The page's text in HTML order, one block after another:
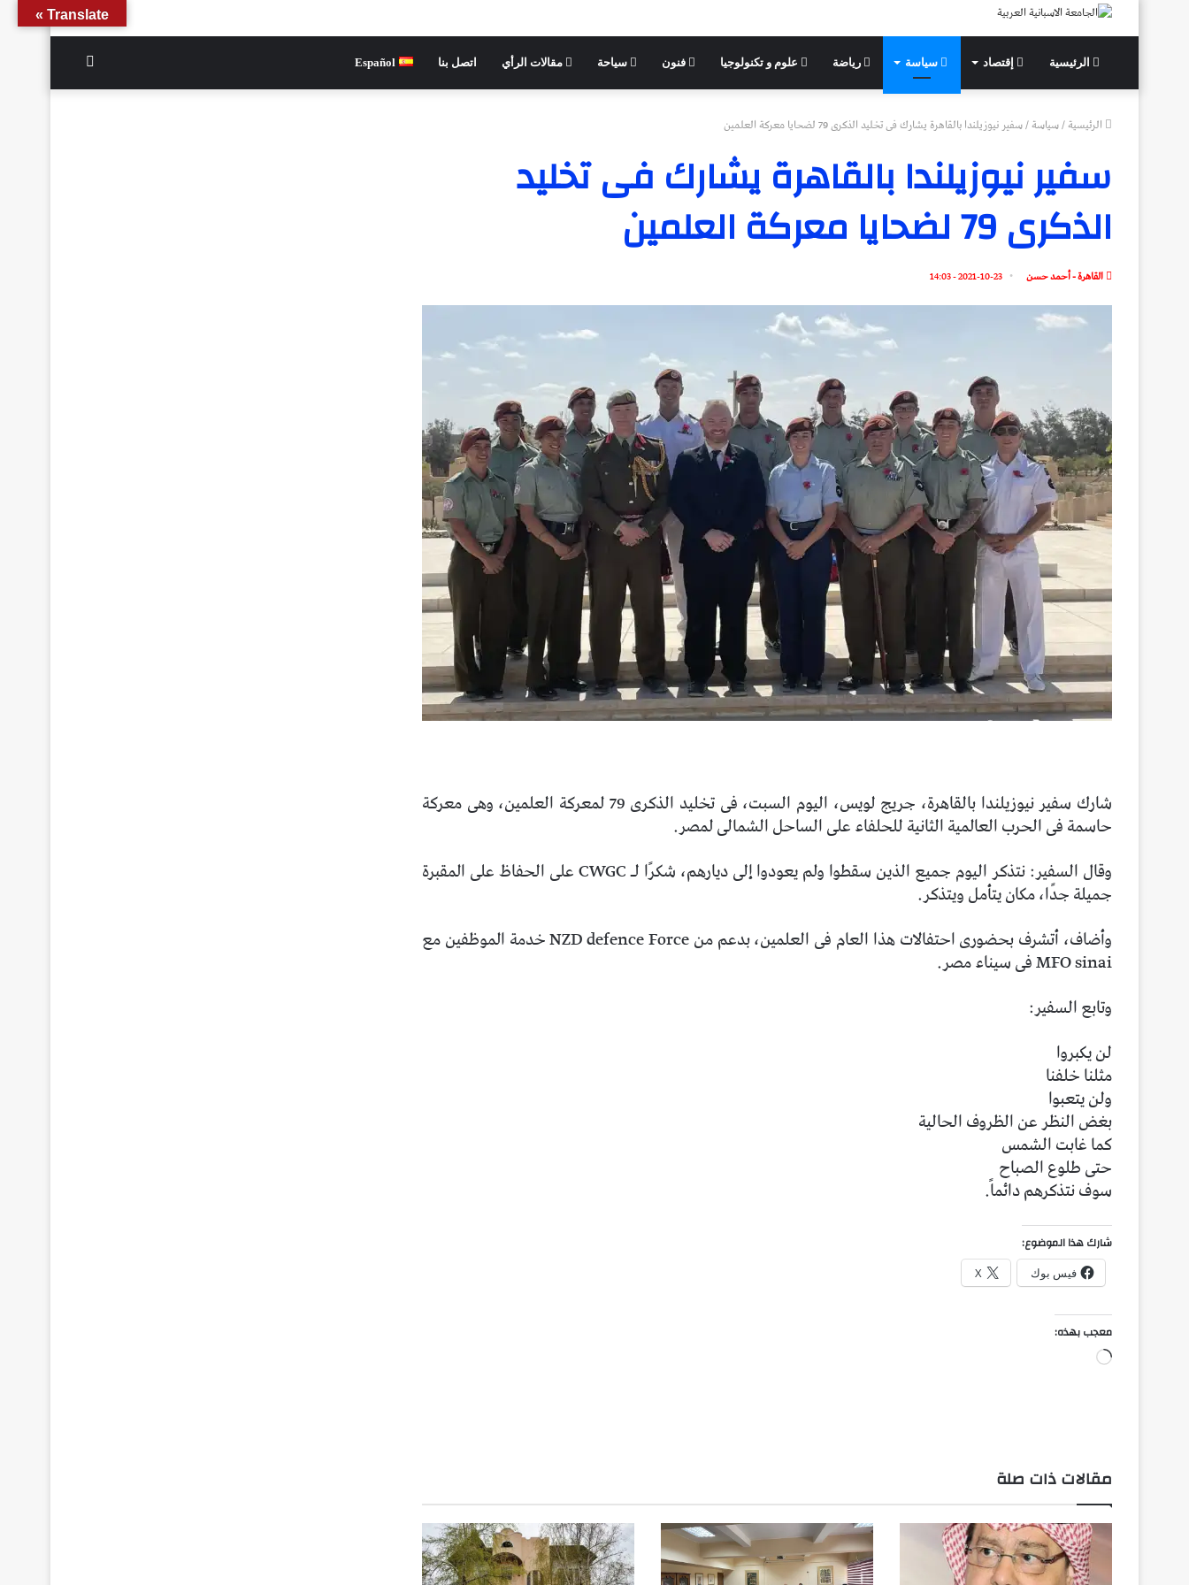
الرئيسية إقتصاد سياسة رياضة علوم و تكنولوجيا فنون سياحة مقالات الرأي اتصل بنا Español
الرئيسية/سياسة/سفير نيوزيلندا بالقاهرة يشارك فى تخليد الذكرى 79 لضحايا معركة العلمين
سفير نيوزيلندا بالقاهرة يشارك فى تخليد
الذكرى 79 لضحايا معركة العلمين
القاهرة - أحمد حسن 2021-10-23 - 14:03
شارك سفير نيوزيلندا بالقاهرة، جريج لويس، اليوم السبت، فى تخليد الذكرى 79 لمعركة العلمين، وهى معركة
حاسمة فى الحرب العالمية الثانية للحلفاء على الساحل الشمالى لمصر.
وقال السفير: نتذكر اليوم جميع الذين سقطوا ولم يعودوا إلى ديارهم، شكرًا لـ CWGC على الحفاظ على المقبرة
جميلة جدًا، مكان يتأمل ويتذكر.
وأضاف، أتشرف بحضورى احتفالات هذا العام فى العلمين، بدعم من NZD defence Force خدمة الموظفين مع
MFO sinai فى سيناء مصر.
وتابع السفير:
لن يكبروا
مثلنا خلفنا
ولن يتعبوا
بغض النظر عن الظروف الحالية
كما غابت الشمس
حتى طلوع الصباح
سوف نتذكرهم دائماً.
شارك هذا الموضوع:
فيس بوك X
معجب بهذه:
جاري
مقالات ذات صلة
Translate »